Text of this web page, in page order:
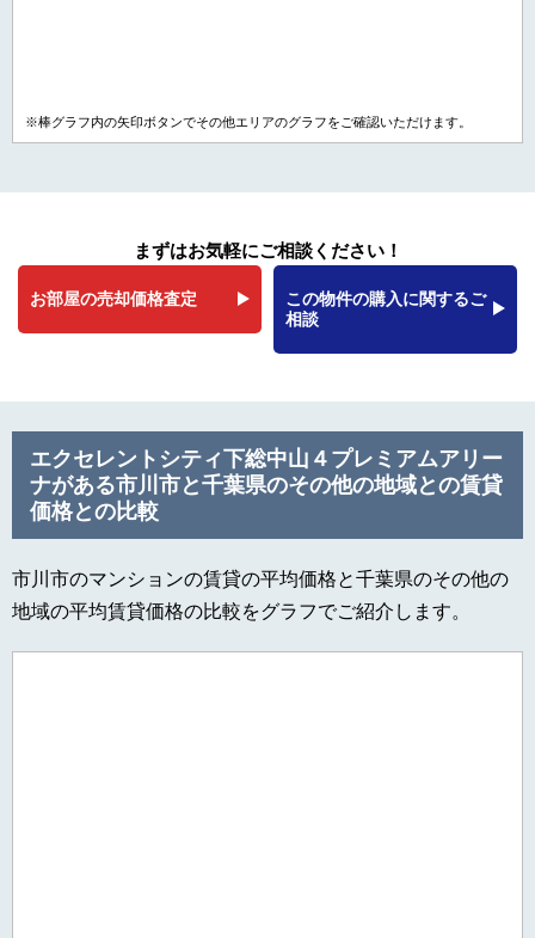
※棒グラフ内の矢印ボタンでその他エリアのグラフをご確認いただけます。
まずはお気軽にご相談ください！
お部屋の売却価格査定
この物件の購入に関するご
相談
エクセレントシティ下総中山４プレミアムアリー
ナがある市川市と千葉県のその他の地域との賃貸
価格との比較
市川市のマンションの賃貸の平均価格と千葉県のその他の
地域の平均賃貸価格の比較をグラフでご紹介します。